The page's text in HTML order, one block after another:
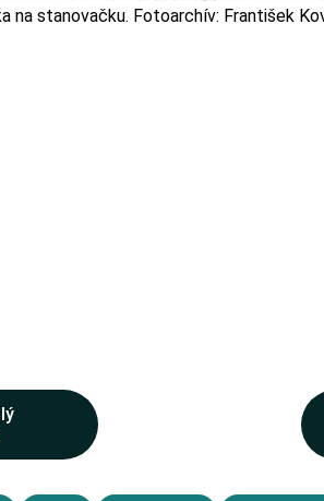
na stanovačku. Fotoarchív: František